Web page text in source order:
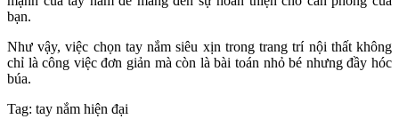
bạn.
Như vậy, việc chọn tay nắm siêu xịn trong trang trí nội thất không
chỉ là công việc đơn giản mà còn là bài toán nhỏ bé nhưng đầy hóc
búa.
Tag: tay nắm hiện đại